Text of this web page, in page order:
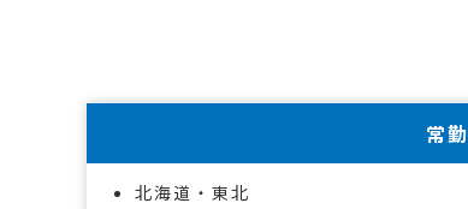
常勤
北海道・東北